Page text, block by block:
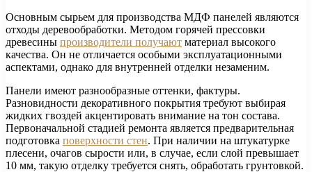
Основным сырьем для производства МДФ панелей являются
отходы деревообработки. Методом горячей прессовки
древесины производители получают материал высокого
качества. Он не отличается особыми эксплуатационными
аспектами, однако для внутренней отделки незаменим.
Панели имеют разнообразные оттенки, фактуры.
Разновидности декоративного покрытия требуют выбирая
жидких гвоздей акцентировать внимание на тон состава.
Первоначальной стадией ремонта является предварительная
подготовка поверхности стен. При наличии на штукатурке
плесени, очагов сырости или, в случае, если слой превышает
10 мм, такую отделку требуется снять, обработать грунтовкой.